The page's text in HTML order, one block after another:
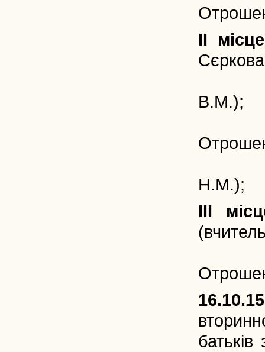
II місце
В.М.);
Н.М.);
III
16.10.15